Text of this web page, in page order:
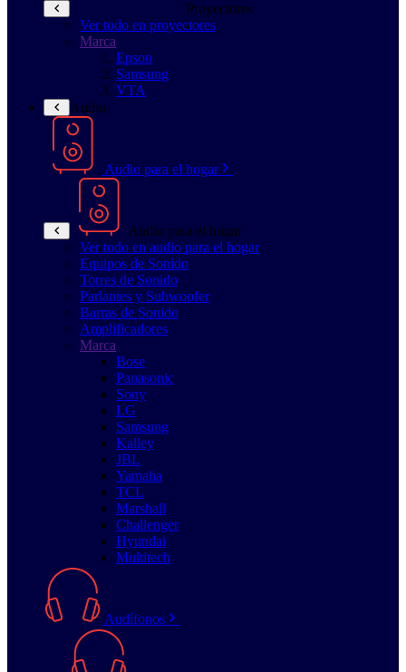
Proyectores
Ver todo en proyectores
Marca
Epson
Samsung
VTA
Audio
Audio para el hogar
Audio para el hogar
Ver todo en audio para el hogar
Equipos de Sonido
Torres de Sonido
Parlantes y Subwoofer
Barras de Sonido
Amplificadores
Marca
Bose
Panasonic
Sony
LG
Samsung
Kalley
JBL
Yamaha
TCL
Marshall
Challenger
Hyundai
Multitech
Audífonos